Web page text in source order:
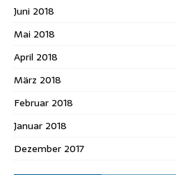
Juni 2018
Mai 2018
April 2018
März 2018
Februar 2018
Januar 2018
Dezember 2017